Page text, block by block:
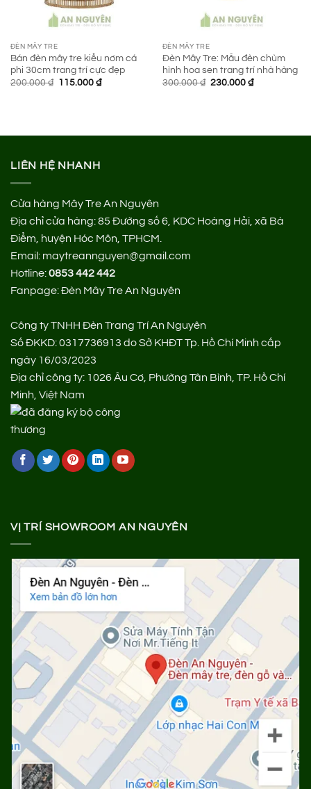
ĐÈN MÂY TRE
Bán đèn mây tre kiểu nơm cá
phi 30cm trang trí cực đẹp
200.000₫ Giá
115.000 ₫Giá
ĐÈN MÂY TRE
Đèn Mây Tre: Mẫu đèn chùm
hình hoa sen trang trí nhà hàng
300.000₫ Giá
230.000 ₫Giá
LIÊN HỆ NHANH
Cửa hàng Mây Tre An Nguyên
Địa chỉ cửa hàng:85 Đường số 6, KDC Hoàng Hải, xã Bà
Điểm, huyện Hóc Môn, TPHCM.
Email: maytreannguyen@gmail.com
Hotline:0853 442 442
Fanpage:Đèn Mây Tre An Nguyên
Công ty TNHH Đèn Trang Trí An Nguyên
Số ĐKKD: 0317736913 do Sở KHĐT Tp. Hồ Chí Minh cấp
ngày 16/03/2023
Địa chỉ công ty: 1026 Âu Cơ, Phường Tân Bình, TP. Hồ Chí
Minh, Việt Nam
VỊ TRÍ SHOWROOM AN NGUYÊN